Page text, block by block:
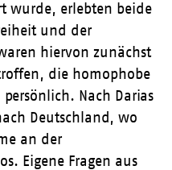
wurde, erlebten beide
und der
hiervon zunächst
die homophobe
Nach Darias
Deutschland, wo
an der
Eigene Fragen aus